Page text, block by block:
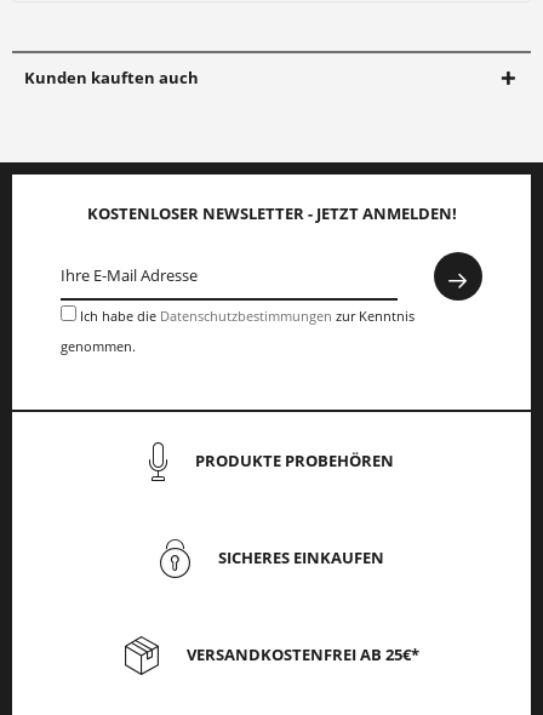
Kunden kauften auch
KOSTENLOSER NEWSLETTER - JETZT ANMELDEN!
Ich habe die Datenschutzbestimmungen zur Kenntnis
genommen.
PRODUKTE PROBEHÖREN
SICHERES EINKAUFEN
VERSANDKOSTENFREI AB 25€*